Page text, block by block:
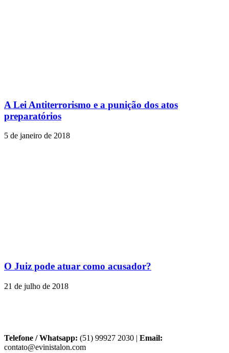
A Lei Antiterrorismo e a punição dos atos
preparatórios
5 de janeiro de 2018
O Juiz pode atuar como acusador?
21 de julho de 2018
Telefone / Whatsapp: (51) 99927 2030 | Email:
contato@evinistalon.com